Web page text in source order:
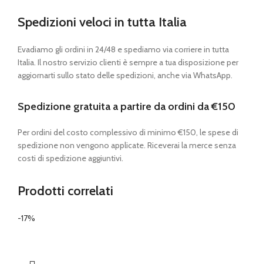
Spedizioni veloci in tutta Italia
Evadiamo gli ordini in 24/48 e spediamo via corriere in tutta
Italia. Il nostro servizio clienti è sempre a tua disposizione per
aggiornarti sullo stato delle spedizioni, anche via WhatsApp.
Spedizione gratuita a partire da ordini da €150
Per ordini del costo complessivo di minimo €150, le spese di
spedizione non vengono applicate. Riceverai la merce senza
costi di spedizione aggiuntivi.
Prodotti correlati
-17%